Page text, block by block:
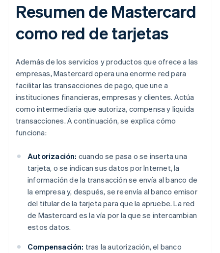
Resumen de Mastercard
como red de tarjetas
Además de los servicios y productos que ofrece a las
empresas, Mastercard opera una enorme red para
facilitar las transacciones de pago, que une a
instituciones financieras, empresas y clientes. Actúa
como intermediaria que autoriza, compensa y liquida
transacciones. A continuación, se explica cómo
funciona:
Autorización: cuando se pasa o se inserta una
tarjeta, o se indican sus datos por Internet, la
información de la transacción se envía al banco de
la empresa y, después, se reenvía al banco emisor
del titular de la tarjeta para que la apruebe. La red
de Mastercard es la vía por la que se intercambian
estos datos.
Compensación: tras la autorización, el banco